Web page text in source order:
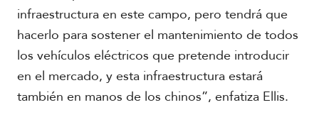
infraestructura en este campo, pero tendrá que
hacerlo para sostener el mantenimiento de todos
los vehículos eléctricos que pretende introducir
en el mercado, y esta infraestructura estará
también en manos de los chinos”, enfatiza Ellis.